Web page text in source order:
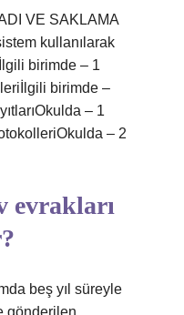
VE SAKLAMA
kullanılarak
birimde – 1
birimde –
– 1
– 2
evrakları
beş yıl süreyle
gönderilen